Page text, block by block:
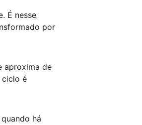
É nesse
por
aproxima de
ciclo é
há